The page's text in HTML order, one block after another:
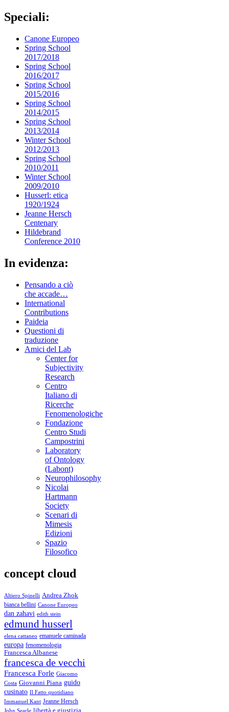
Speciali:
Canone Europeo
Spring School
2017/2018
Spring School
2016/2017
Spring School
2015/2016
Spring School
2014/2015
Spring School
2013/2014
Winter School
2012/2013
Spring School
2010/2011
Winter School
2009/2010
Husserl: etica
1920/1924
Jeanne Hersch
Centenary
Hildebrand
Conference 2010
In evidenza:
Pensando a ciò
che accade…
International
Contributions
Paideia
Questioni di
traduzione
Amici del Lab
Center for
Subjectivity
Research
Centro
Italiano di
Ricerche
Fenomenologiche
Fondazione
Centro Studi
Campostrini
Laboratory
of Ontology
(Labont)
Neurophilosophy
Nicolai
Hartmann
Society
Scenari di
Mimesis
Edizioni
Spazio
Filosofico
concept cloud
Altiero Spinelli Andrea Zhok
bianca bellini Canone Europeo
dan zahavi edith stein
edmund husserl
elena cattaneo emanuele caminada
europa fenomenologia
Francesca Albanese
francesca de vecchi
Francesca Forle Giacomo
Costa Giovanni Piana guido
cusinato Il Fatto quotidiano
Immanuel Kant Jeanne Hersch
John Searle